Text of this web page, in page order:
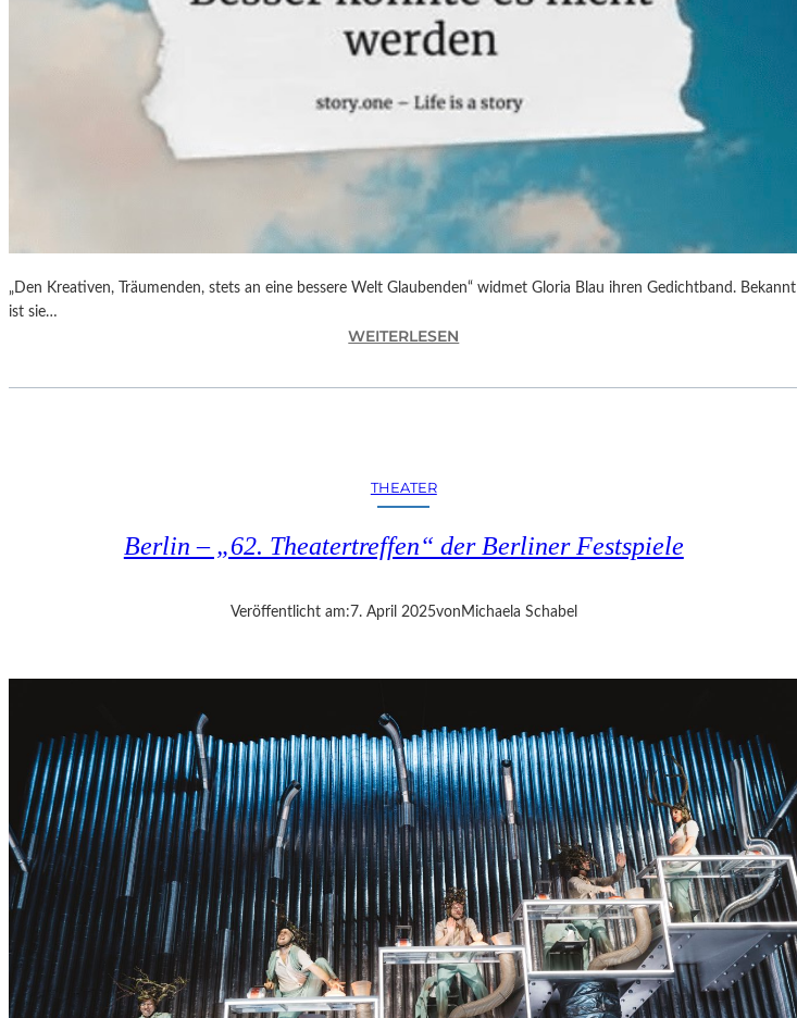
„Den Kreativen, Träumenden, stets an eine bessere Welt Glaubenden“ widmet Gloria Blau ihren Gedichtband. Bekannt
ist sie…
WEITERLESEN
L
A
B
R
K
O
N
N
T
E
E
S
N
I
C
THEATER
Berlin – „62. Theatertreffen“ der Berliner Festspiele
Veröffentlicht am: 7. April 2025von Michaela Schabel